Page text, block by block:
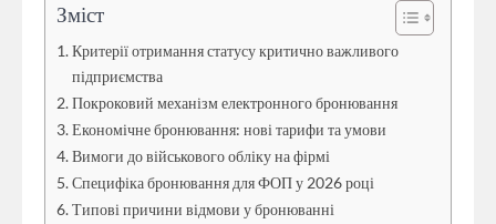
Зміст
Критерії отримання статусу критично важливого
підприємства
Покроковий механізм електронного бронювання
Економічне бронювання: нові тарифи та умови
Вимоги до військового обліку на фірмі
Специфіка бронювання для ФОП у 2026 році
Типові причини відмови у бронюванні